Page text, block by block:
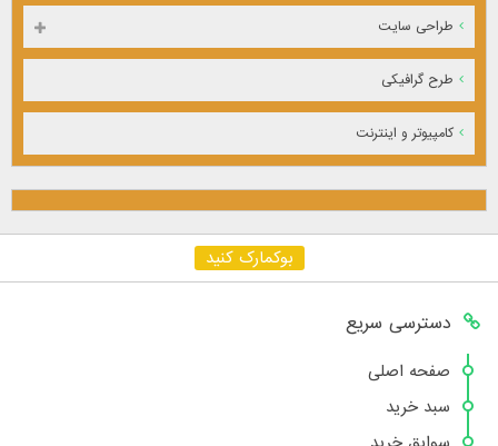
طراحی سایت
طرح گرافیکی
کامپیوتر و اینترنت
بوکمارک کنید
دسترسی سریع
صفحه اصلی
سبد خرید